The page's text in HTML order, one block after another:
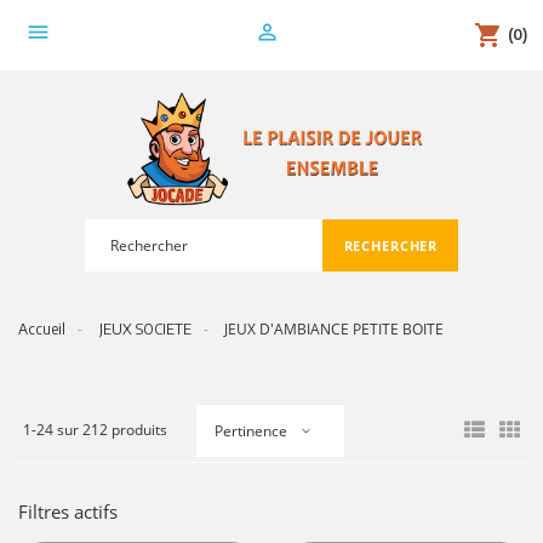
menu person_outline shopping_cart (0)
search
RECHERCHER
Accueil JEUX SOCIETE JEUX D'AMBIANCE PETITE BOITE
1-24 sur 212 produits Pertinence
Filtres actifs